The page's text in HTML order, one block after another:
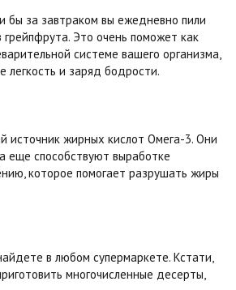
бы за завтраком вы ежедневно пили
Это очень поможет как
системе вашего организма,
легкость и заряд бодрости.
источник жирных кислот Омега-3. Они
еще способствуют выработке
которое помогает разрушать жиры
в любом супермаркете. Кстати,
многочисленные десерты,